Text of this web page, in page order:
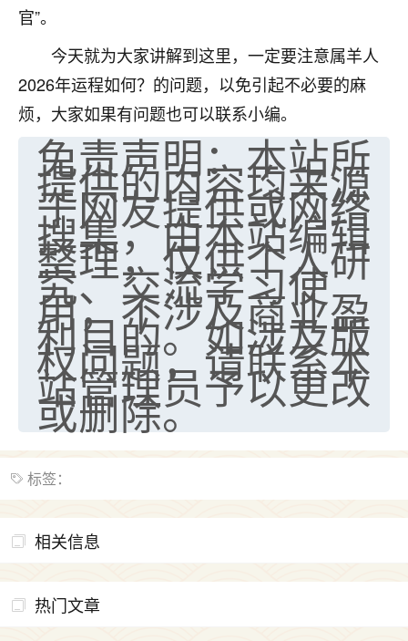
官”。
今天就为大家讲解到这里，一定要注意属羊人
2026年运程如何？的问题，以免引起不必要的麻
烦，大家如果有问题也可以联系小编。
免责声明：本站所
提供的内容均来源
于网友提供或网络
搜集，由本站编辑
整理，仅供个人研
究、交流学习使
用，不涉及商业盈
利目的。如涉及版
权问题，请联系本
站管理员予以更改
或删除。
标签：
相关信息
热门文章
老师收徒吗？？我对这些很感兴趣
2天前 来自山西 15